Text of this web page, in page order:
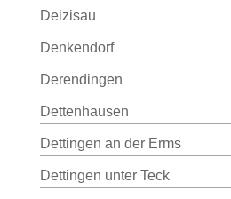
Deizisau
Denkendorf
Derendingen
Dettenhausen
Dettingen an der Erms
Dettingen unter Teck